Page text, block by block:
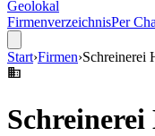
Geolokal
FirmenverzeichnisPer
Start›Firmen›Schreinerei
Schreinerei